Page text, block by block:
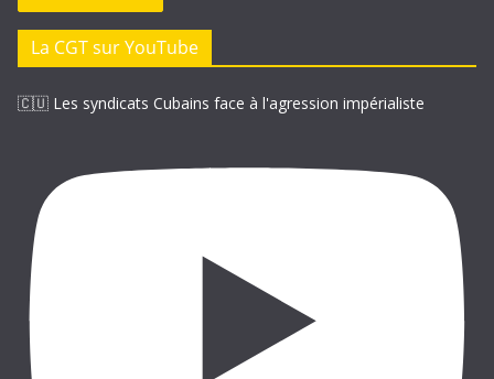
s
e
-
La CGT sur YouTube
🇨🇺 Les syndicats Cubains face à l'agression impérialiste